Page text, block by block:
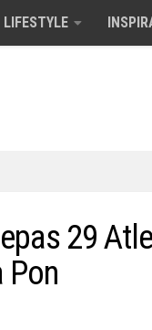
LIFESTYLE
29
Pon